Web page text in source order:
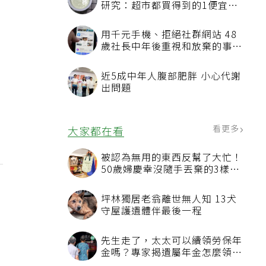
研究：超市都買得到的1便宜食
用千元手機、拒絕社群網站 48
歲社長中年後重視和放棄的事：
近5成中年人腹部肥胖 小心代謝
出問題
大家都在看 看更多
被認為無用的東西反幫了大忙！
50歲婦慶幸沒隨手丟棄的3樣物
坪林獨居老翁離世無人知 13犬
守屋護遺體伴最後一程
先生走了，太太可以續領勞保年
金嗎？專家揭遺屬年金怎麼領，